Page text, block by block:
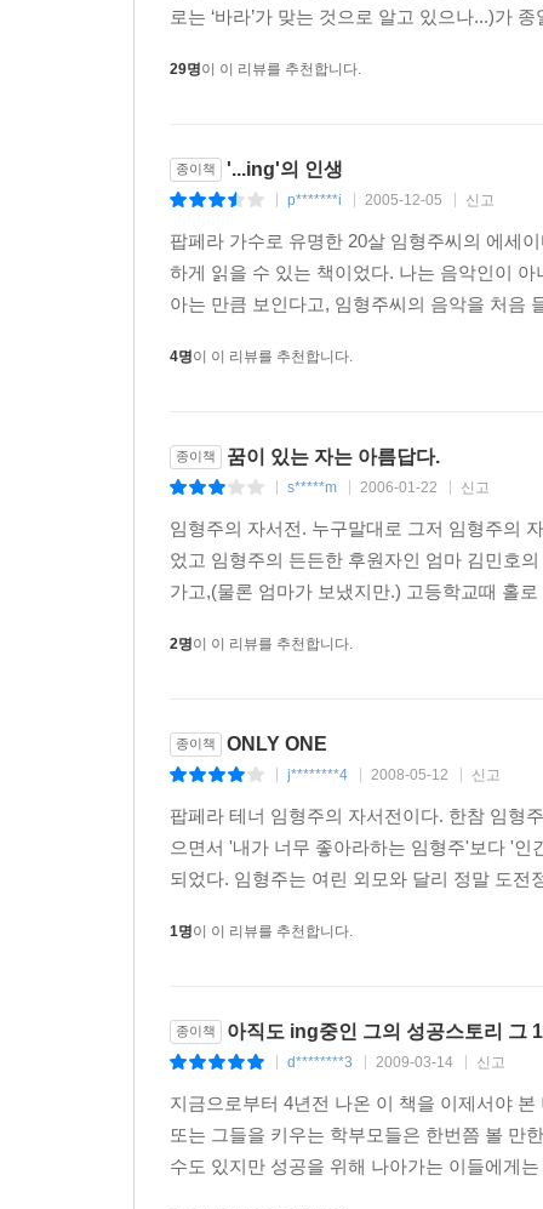
로는 ‘바라’가 맞는 것으로 알고 있으나...)가
29명이 이 리뷰를 추천합니다.
종이책 '...ing'의 인생
p*******i 2005-12-05 신고
팝페라 가수로 유명한 20살 임형주씨의 에세
하게 읽을 수 있는 책이었다. 나는 음악인이
아는 만큼 보인다고, 임형주씨의 음악을 처음
4명이 이 리뷰를 추천합니다.
종이책 꿈이 있는 자는 아름답다.
s*****m 2006-01-22 신고
임형주의 자서전. 누구말대로 그저 임형주의
었고 임형주의 든든한 후원자인 엄마 김민호
가고,(물론 엄마가 보냈지만.) 고등학교때 홀
2명이 이 리뷰를 추천합니다.
종이책 ONLY ONE
j********4 2008-05-12 신고
팝페라 테너 임형주의 자서전이다. 한참 임형
으면서 '내가 너무 좋아라하는 임형주'보다 '
되었다. 임형주는 여린 외모와 달리 정말 도
1명이 이 리뷰를 추천합니다.
종이책 아직도 ing중인 그의 성공스토리 그
d********3 2009-03-14 신고
지금으로부터 4년전 나온 이 책을 이제서야
또는 그들을 키우는 학부모들은 한번쯤 볼 만
수도 있지만 성공을 위해 나아가는 이들에게